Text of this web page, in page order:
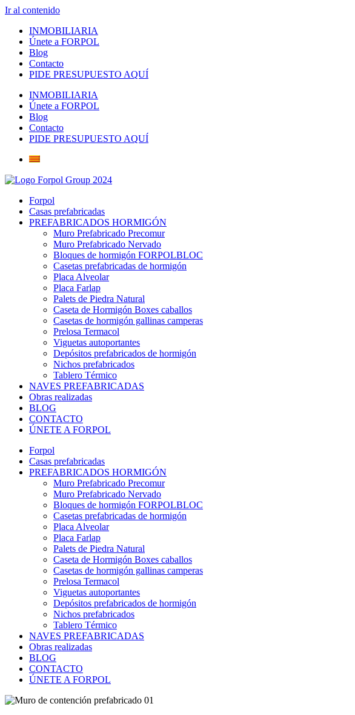
Ir al contenido
INMOBILIARIA
Únete a FORPOL
Blog
Contacto
PIDE PRESUPUESTO AQUÍ
INMOBILIARIA
Únete a FORPOL
Blog
Contacto
PIDE PRESUPUESTO AQUÍ
Forpol
Casas prefabricadas
PREFABRICADOS HORMIGÓN
Muro Prefabricado Precomur
Muro Prefabricado Nervado
Bloques de hormigón FORPOLBLOC
Casetas prefabricadas de hormigón
Placa Alveolar
Placa Farlap
Palets de Piedra Natural
Caseta de Hormigón Boxes caballos
Casetas de hormigón gallinas camperas
Prelosa Termacol
Viguetas autoportantes
Depósitos prefabricados de hormigón
Nichos prefabricados
Tablero Térmico
NAVES PREFABRICADAS
Obras realizadas
BLOG
CONTACTO
ÚNETE A FORPOL
Forpol
Casas prefabricadas
PREFABRICADOS HORMIGÓN
Muro Prefabricado Precomur
Muro Prefabricado Nervado
Bloques de hormigón FORPOLBLOC
Casetas prefabricadas de hormigón
Placa Alveolar
Placa Farlap
Palets de Piedra Natural
Caseta de Hormigón Boxes caballos
Casetas de hormigón gallinas camperas
Prelosa Termacol
Viguetas autoportantes
Depósitos prefabricados de hormigón
Nichos prefabricados
Tablero Térmico
NAVES PREFABRICADAS
Obras realizadas
BLOG
CONTACTO
ÚNETE A FORPOL